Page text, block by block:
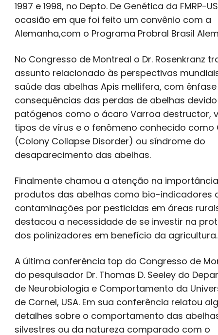
1997 e 1998, no Depto. De Genética da FMRP-
ocasião em que foi feito um convênio com a
Alemanha,com o Programa Probral Brasil
No Congresso de Montreal o Dr. Rosenkranz
assunto relacionado às perspectivas
saúde das abelhas Apis mellifera, com
consequências das perdas de abelhas
patógenos como o ácaro Varroa destructor,
tipos de vírus e o fenômeno conhecido como
(Colony Collapse Disorder) ou síndrome do
desaparecimento das abelhas.
Finalmente chamou a atenção na
produtos das abelhas como bio-indicadores
contaminações por pesticidas em áreas
destacou a necessidade de se investir na
dos polinizadores em benefício da agricultura.
A última conferência top do Congresso de
do pesquisador Dr. Thomas D. Seeley do
de Neurobiologia e Comportamento da
de Cornel, USA. Em sua conferência relatou
detalhes sobre o comportamento das
silvestres ou da natureza comparado com o